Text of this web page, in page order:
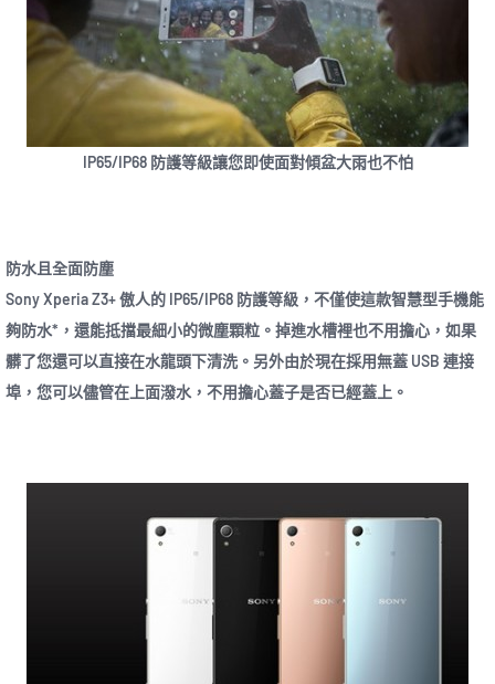
IP65/IP68 防護等級讓您即使面對傾盆大雨也不怕
防水且全面防塵
Sony Xperia Z3+ 傲人的 IP65/IP68 防護等級，不僅使這款智慧型手機能
夠防水*，還能抵擋最細小的微塵顆粒。掉進水槽裡也不用擔心，如果
髒了您還可以直接在水龍頭下清洗。另外由於現在採用無蓋 USB 連接
埠，您可以儘管在上面潑水，不用擔心蓋子是否已經蓋上。